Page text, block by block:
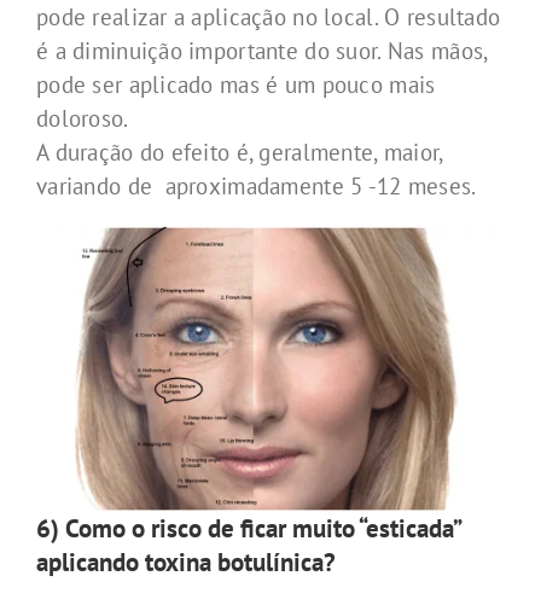
pode realizar a aplicação no local. O resultado
é a diminuição importante do suor. Nas mãos,
pode ser aplicado mas é um pouco mais
doloroso.
A duração do efeito é, geralmente, maior,
variando de aproximadamente 5 -12 meses.
6) Como o risco de ficar muito “esticada”
aplicando toxina botulínica?